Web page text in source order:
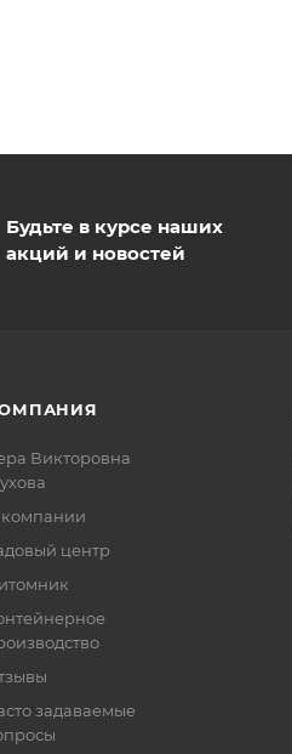
Будьте в курсе наших
акций и новостей
Викторовна
центр
задаваемые